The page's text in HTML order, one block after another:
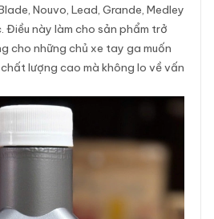
Nouvo, Lead, Grande, Medley
Điều này làm cho sản phẩm trở
cho những chủ xe tay ga muốn
lượng cao mà không lo về vấn